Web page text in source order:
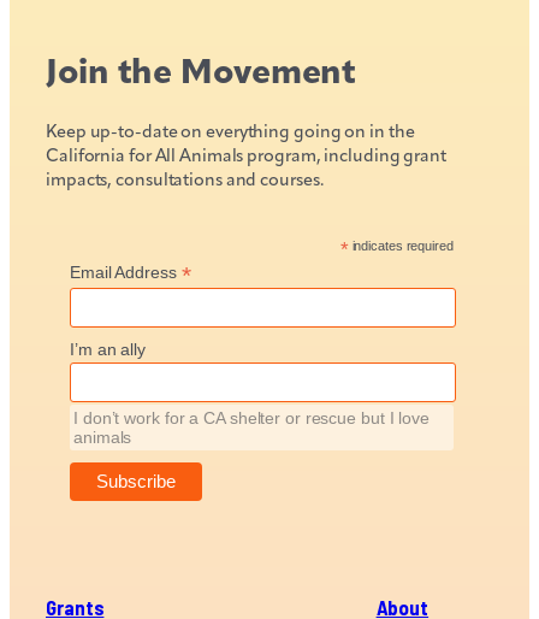
Join the Movement
Keep up-to-date on everything going on in the
California for All Animals program, including grant
impacts, consultations and courses.
*indicates required
Email Address *
I’m an ally
I don’t work for a CA shelter or rescue but I love
animals
Grants About